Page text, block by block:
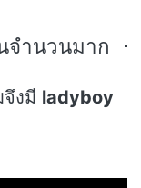
จำนวนมาก
งมี ladyboy